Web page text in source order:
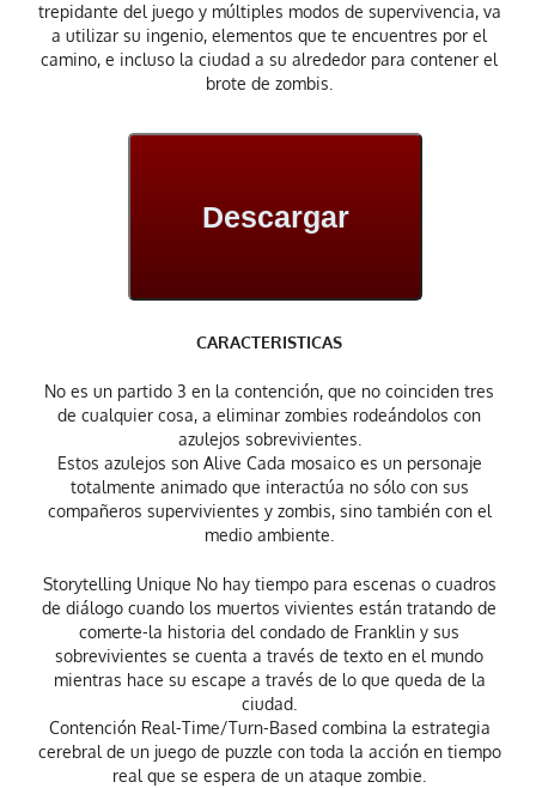
trepidante del juego y múltiples modos de supervivencia, va
a utilizar su ingenio, elementos que te encuentres por el
camino, e incluso la ciudad a su alrededor para contener el
brote de zombis.
Descargar
CARACTERISTICAS
No es un partido 3 en la contención, que no coinciden tres
de cualquier cosa, a eliminar zombies rodeándolos con
azulejos sobrevivientes.
Estos azulejos son Alive Cada mosaico es un personaje
totalmente animado que interactúa no sólo con sus
compañeros supervivientes y zombis, sino también con el
medio ambiente.
Storytelling Unique No hay tiempo para escenas o cuadros
de diálogo cuando los muertos vivientes están tratando de
comerte-la historia del condado de Franklin y sus
sobrevivientes se cuenta a través de texto en el mundo
mientras hace su escape a través de lo que queda de la
ciudad.
Contención Real-Time/Turn-Based combina la estrategia
cerebral de un juego de puzzle con toda la acción en tiempo
real que se espera de un ataque zombie.